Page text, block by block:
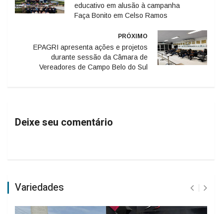
educativo em alusão à campanha
Faça Bonito em Celso Ramos
PRÓXIMO
EPAGRI apresenta ações e projetos
durante sessão da Câmara de
Vereadores de Campo Belo do Sul
Deixe seu comentário
Variedades